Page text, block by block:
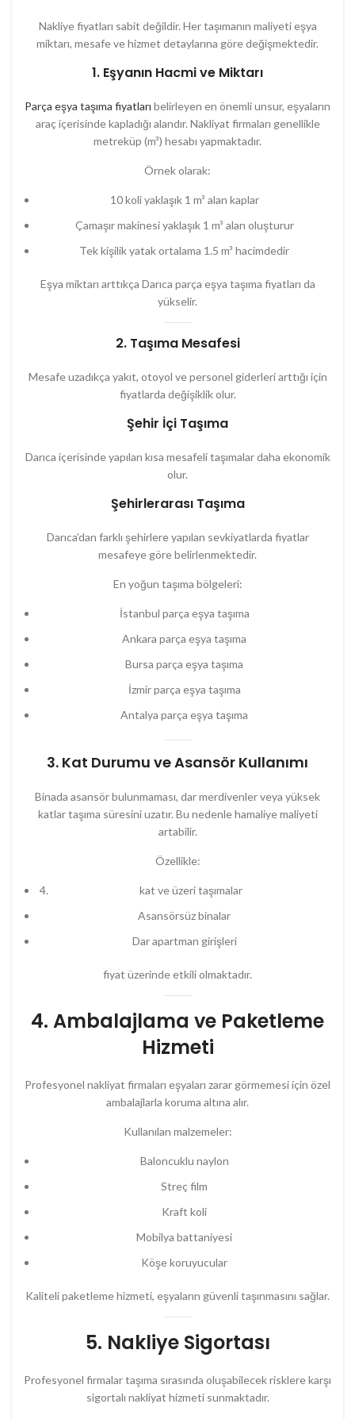
Nakliye fiyatları sabit değildir. Her taşımanın maliyeti eşya
miktarı, mesafe ve hizmet detaylarına göre değişmektedir.
1. Eşyanın Hacmi ve Miktarı
Parça eşya taşıma fiyatları belirleyen en önemli unsur, eşyaların
araç içerisinde kapladığı alandır. Nakliyat firmaları genellikle
metreküp (m³) hesabı yapmaktadır.
Örnek olarak:
10 koli yaklaşık 1 m³ alan kaplar
Çamaşır makinesi yaklaşık 1 m³ alan oluşturur
Tek kişilik yatak ortalama 1.5 m³ hacimdedir
Eşya miktarı arttıkça Darıca parça eşya taşıma fiyatları da
yükselir.
2. Taşıma Mesafesi
Mesafe uzadıkça yakıt, otoyol ve personel giderleri arttığı için
fiyatlarda değişiklik olur.
Şehir İçi Taşıma
Darıca içerisinde yapılan kısa mesafeli taşımalar daha ekonomik
olur.
Şehirlerarası Taşıma
Darıca’dan farklı şehirlere yapılan sevkiyatlarda fiyatlar
mesafeye göre belirlenmektedir.
En yoğun taşıma bölgeleri:
İstanbul parça eşya taşıma
Ankara parça eşya taşıma
Bursa parça eşya taşıma
İzmir parça eşya taşıma
Antalya parça eşya taşıma
3. Kat Durumu ve Asansör Kullanımı
Binada asansör bulunmaması, dar merdivenler veya yüksek
katlar taşıma süresini uzatır. Bu nedenle hamaliye maliyeti
artabilir.
Özellikle:
kat ve üzeri taşımalar
Asansörsüz binalar
Dar apartman girişleri
fiyat üzerinde etkili olmaktadır.
4. Ambalajlama ve Paketleme
Hizmeti
Profesyonel nakliyat firmaları eşyaları zarar görmemesi için özel
ambalajlarla koruma altına alır.
Kullanılan malzemeler:
Baloncuklu naylon
Streç film
Kraft koli
Mobilya battaniyesi
Köşe koruyucular
Kaliteli paketleme hizmeti, eşyaların güvenli taşınmasını sağlar.
5. Nakliye Sigortası
Profesyonel firmalar taşıma sırasında oluşabilecek risklere karşı
sigortalı nakliyat hizmeti sunmaktadır.